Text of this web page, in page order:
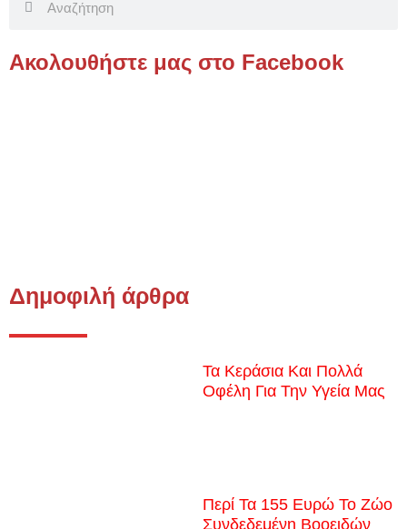
Ακολουθήστε μας στο Facebook
Δημοφιλή άρθρα
Τα Κεράσια Και Πολλά
Οφέλη Για Την Υγεία Μας
Περί Τα 155 Ευρώ Το Ζώο
Συνδεδεμένη Βοοειδών